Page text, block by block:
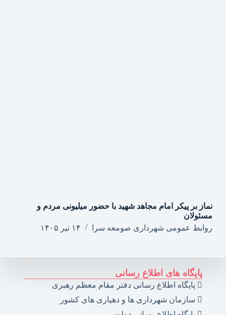
نماز بر پیکر امام مجاهد شهید با حضور میلیونی مردم و
مسئولان
روابط عمومی شهرداری صومعه سرا
۱۴ تیر ۱۴۰۵
پایگاه های اطلاع رسانی
پایگاه اطلاع رسانی دفتر مقام معظم رهبری
سازمان شهرداری ها و دهیاری های کشور